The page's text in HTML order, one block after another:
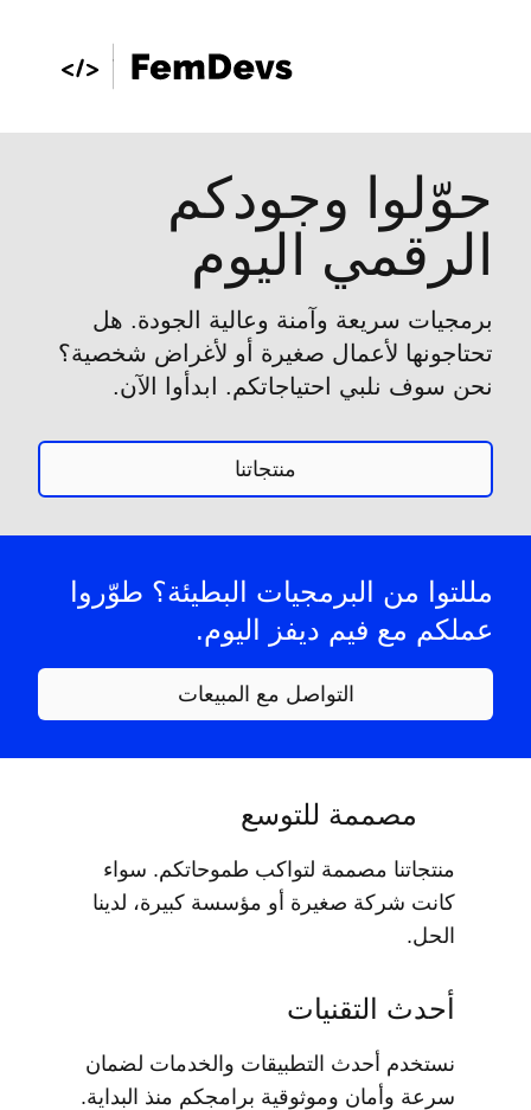
حوّلوا وجودكم
الرقمي اليوم
برمجيات سريعة وآمنة وعالية الجودة. هل
تحتاجونها لأعمال صغيرة أو لأغراض شخصية؟
نحن سوف نلبي احتياجاتكم. ابدأوا الآن.
منتجاتنا
مللتوا من البرمجيات البطيئة؟ طوّروا
عملكم مع فيم ديفز اليوم.
التواصل مع المبيعات
مصممة للتوسع
منتجاتنا مصممة لتواكب طموحاتكم. سواء
كانت شركة صغيرة أو مؤسسة كبيرة، لدينا
الحل.
أحدث التقنيات
نستخدم أحدث التطبيقات والخدمات لضمان
سرعة وأمان وموثوقية برامجكم منذ البداية.